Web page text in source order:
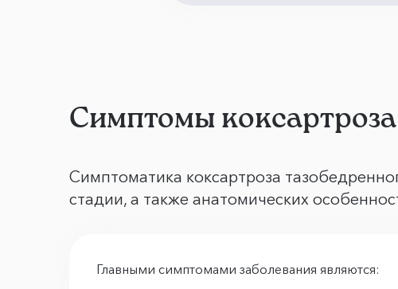
Симптомы коксартроза
Симптоматика коксартроза
стадии, а также анатомических
Главными симптомами заболевания являются: